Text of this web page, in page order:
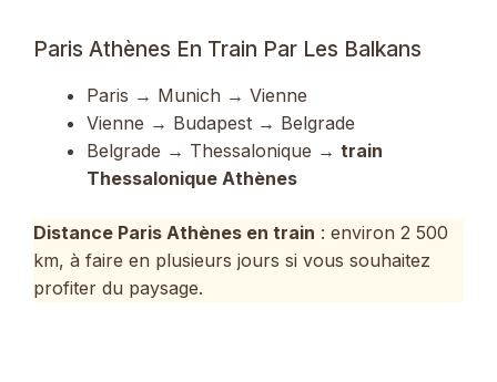
Paris Athènes En Train Par Les Balkans
Paris → Munich → Vienne
Vienne → Budapest → Belgrade
Belgrade → Thessalonique → train
Thessalonique Athènes
Distance Paris Athènes en train : environ 2 500
km, à faire en plusieurs jours si vous souhaitez
profiter du paysage.